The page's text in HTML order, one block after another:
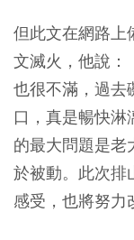
但此文在網路上
文滅火，他說：
也很不滿，過去
口，真是暢快淋
的最大問題是老
於被動。此次排
感受，也將努力